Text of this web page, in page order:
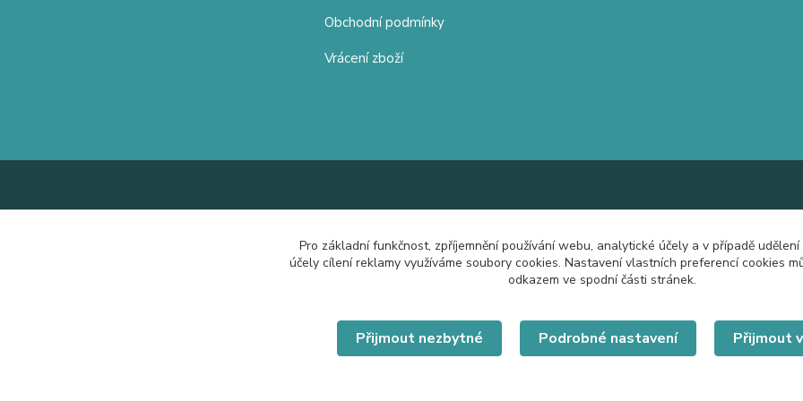
Obchodní podmínky
Vrácení zboží
Pro základní funkčnost, zpříjemnění používání webu, analytické účely a v případě
účely cílení reklamy využíváme soubory cookies. Nastavení vlastních preferencí cookies
odkazem ve spodní části stránek.
Přijmout nezbytné Podrobné nastavení Přijmout